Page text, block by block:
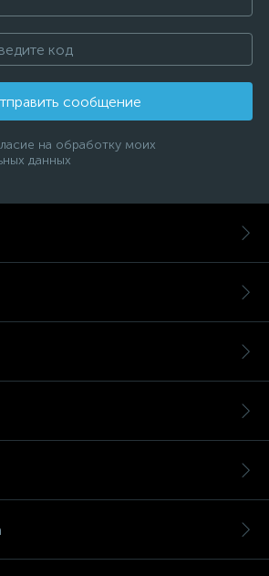
сообщение
на обработку моих
данных